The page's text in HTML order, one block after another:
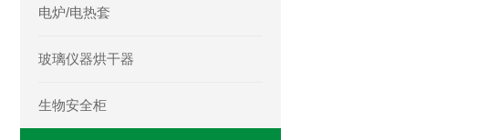
电炉/电热套
玻璃仪器烘干器
生物安全柜